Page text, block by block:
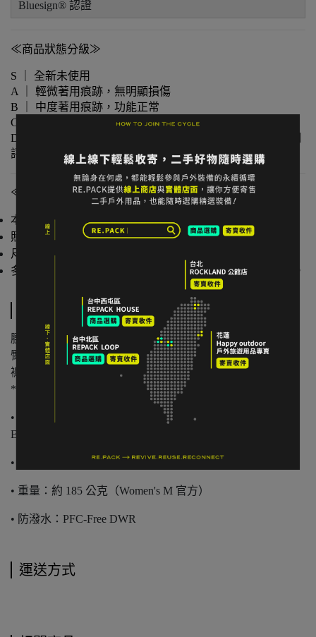
Bluesign® 認證
≪商品狀態分級≫
S ｜ 全新未使用
A ｜ 輕微著用痕跡，無明顯損傷
B ｜ 中度著用痕跡，功能正常
C ｜ 明顯使用痕跡或外觀瑕疵但功能無虞
D ｜ 重度使用 / 長期未使用 / 影響主要功能的瑕疵，請仔細
評估商品狀況
≪注意事項≫
本店與實體店同步販售，庫存可能有時間差。
照片已盡量呈現實色，螢幕設定不同可能略有差異。
尺寸為人工測量，可能有些微誤差。
多件不同門市商品將併單出貨，出貨時間可能延後 1–2 日。
腰寬平量：37 cm
臀寬平量：46 cm
褲長：37 cm
*人工測量含 ±2 cm 誤差值
• 材質：85% Ultramid® Bio-Mass Balanced Polyamide／15%
Elastane
• 布料重量：159 g/m²
• 重量：約 185 公克（Women's M 官方）
• 防潑水：PFC-Free DWR
運送方式